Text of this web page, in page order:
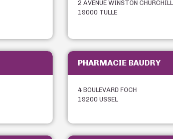
2 AVENUE WINSTON CHURCHILL
19000 TULLE
PHARMACIE BAUDRY
4 BOULEVARD FOCH
19200 USSEL